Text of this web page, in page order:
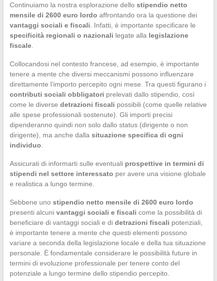
Continuiamo la nostra esplorazione dello stipendio netto
mensile di 2600 euro lordo affrontando ora la questione dei
vantaggi sociali e fiscali . Infatti, è importante specificare le
specificità regionali o nazionali legate alla legislazione
fiscale.
Collocandosi nel contesto francese, ad esempio, è importante
tenere a mente che diversi meccanismi possono influenzare
direttamente l’importo percepito ogni mese. Tra questi figurano i
contributi sociali obbligatori prelevati dallo stipendio, così
come le diverse detrazioni fiscali possibili (come quelle relative
alle spese professionali sostenute). Gli importi precisi
dipenderanno quindi non solo dallo status (dirigente o non
dirigente), ma anche dalla situazione specifica di ogni
individuo
Assicurati di informarti sulle eventuali prospettive in termini di
stipendi nel settore interessato per avere una visione globale
e realistica a lungo termine.
Sebbene uno stipendio netto mensile di 2600 euro lordo
presenti alcuni vantaggi sociali e fiscali come la possibilità di
beneficiare di vantaggi sociali e di detrazioni fiscali potenziali,
è importante tenere a mente che questi elementi possono
variare a seconda della legislazione locale e della tua situazione
personale. È fondamentale considerare le possibilità future in
termini di evoluzione professionale per tenere conto del
potenziale a lungo termine dello stipendio percepito.